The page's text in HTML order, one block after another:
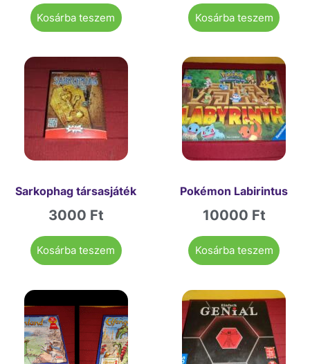
Kosárba teszem Kosárba teszem
Sarkophag társasjáték
3000 Ft
Kosárba teszem
Pokémon Labirintus
10000 Ft
Kosárba teszem